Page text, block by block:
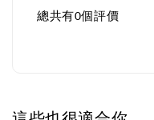
總共有0個評價